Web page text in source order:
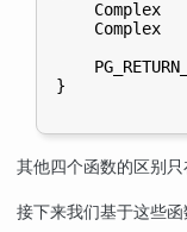
Complex
Complex
}
其他四个函数的区别
接下来我们基于这些函